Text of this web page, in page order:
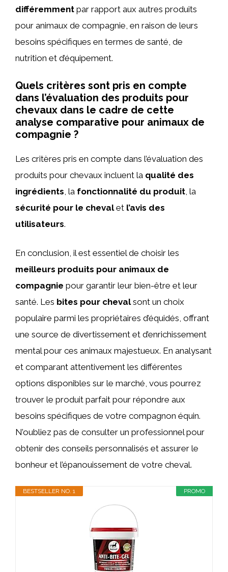
différemment par rapport aux autres produits
pour animaux de compagnie, en raison de leurs
besoins spécifiques en termes de santé, de
nutrition et d’équipement.
Quels critères sont pris en compte
dans l’évaluation des produits pour
chevaux dans le cadre de cette
analyse comparative pour animaux de
compagnie ?
Les critères pris en compte dans l’évaluation des
produits pour chevaux incluent la qualité des
ingrédients , la fonctionnalité du produit , la
sécurité pour le chevalet l’avis des
utilisateurs.
En conclusion, il est essentiel de choisir les
meilleurs produits pour animaux de
compagnie pour garantir leur bien-être et leur
santé. Les bites pour chevalsont un choix
populaire parmi les propriétaires d’équidés, offrant
une source de divertissement et d’enrichissement
mental pour ces animaux majestueux. En analysant
et comparant attentivement les différentes
options disponibles sur le marché, vous pourrez
trouver le produit parfait pour répondre aux
besoins spécifiques de votre compagnon équin.
N’oubliez pas de consulter un professionnel pour
obtenir des conseils personnalisés et assurer le
bonheur et l’épanouissement de votre cheval.
PROMO
BESTSELLER NO. 1